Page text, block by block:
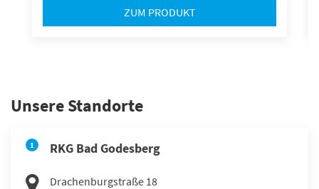
ZUM PRODUKT
Unsere Standorte
1 RKG Bad Godesberg
Drachenburgstraße 18